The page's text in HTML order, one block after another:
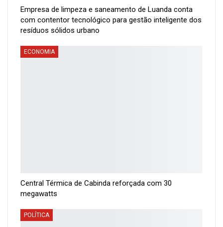
Empresa de limpeza e saneamento de Luanda conta
com contentor tecnológico para gestão inteligente dos
resíduos sólidos urbano
ECONOMIA
Central Térmica de Cabinda reforçada com 30
megawatts
POLÍTICA